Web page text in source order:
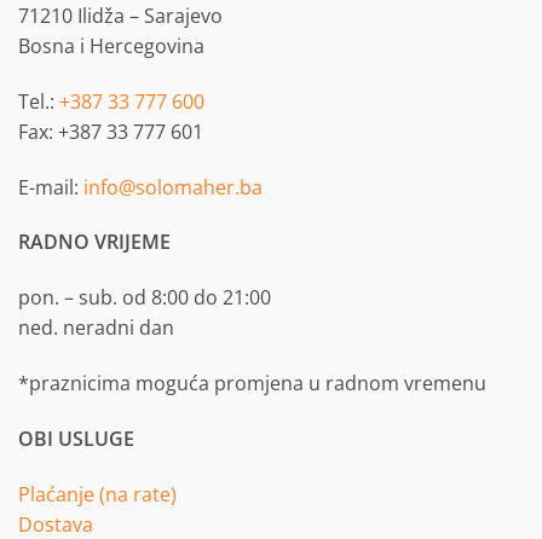
71210 Ilidža – Sarajevo
Bosna i Hercegovina
Tel.: +387 33 777 600
Fax: +387 33 777 601
E-mail: info@solomaher.ba
RADNO VRIJEME
pon. – sub. od 8:00 do 21:00
ned. neradni dan
*praznicima moguća promjena u radnom vremenu
OBI USLUGE
Plaćanje (na rate)
Dostava